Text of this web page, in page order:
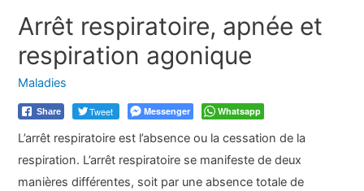
Arrêt respiratoire, apnée et
respiration agonique
Maladies
Share Tweet Messenger Whatsapp
L’arrêt respiratoire est l’absence ou la cessation de la
respiration. L’arrêt respiratoire se manifeste de deux
manières différentes, soit par une absence totale de